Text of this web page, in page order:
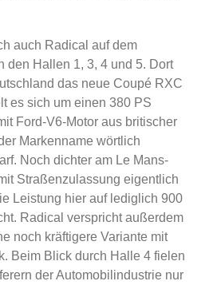
auch Radical auf dem
den Hallen 1, 3, 4 und 5. Dort
das neue Coupé RXC
es sich um einen 380 PS
Ford-V6-Motor aus britischer
Markenname wörtlich
Noch dichter am Le Mans-
Straßenzulassung eigentlich
Leistung hier auf lediglich 900
Radical verspricht außerdem
noch kräftigere Variante mit
Beim Blick durch Halle 4 fielen
der Automobilindustrie nur